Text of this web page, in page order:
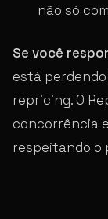
não só
Se você
está
repricing. O
concorrência
respeitando o